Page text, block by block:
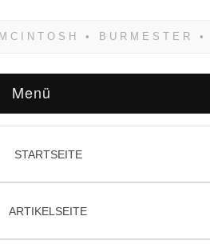
Und noch was: Hifi
Menü
STARTSEITE
ARTIKELSEITE